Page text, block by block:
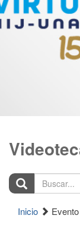
Buscar...
Inicio Evento